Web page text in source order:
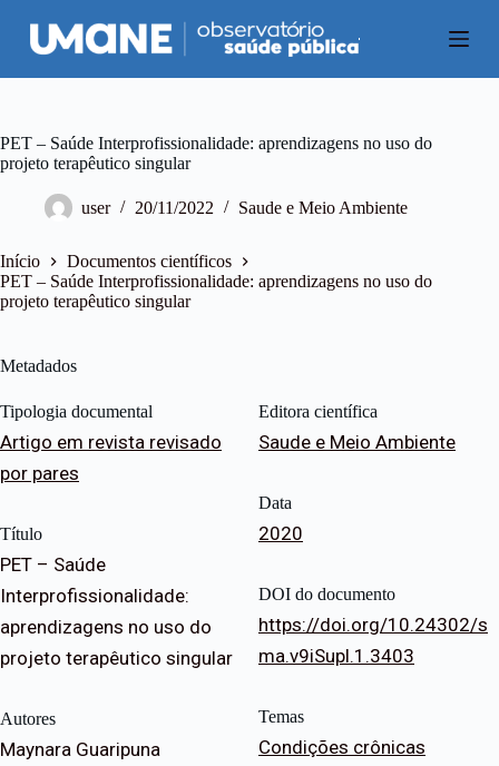
P
u
a
a
r
n
t
e
o
PET – Saúde Interprofissionalidade: aprendizagens no uso do
projeto terapêutico singular
user 20/11/2022 Saude e Meio Ambiente
Início
Documentos científicos
PET – Saúde Interprofissionalidade: aprendizagens no uso do
projeto terapêutico singular
Metadados
Tipologia documental
Artigo em revista revisado
por pares
Título
PET – Saúde
Interprofissionalidade:
aprendizagens no uso do
projeto terapêutico singular
Autores
Maynara Guaripuna
Editora científica
Saude e Meio Ambiente
Data
2020
DOI do documento
https://doi.org/10.24302/s
ma.v9iSupl.1.3403
Temas
Condições crônicas